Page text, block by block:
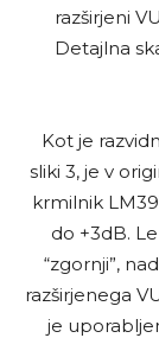
razširjeni
Detajlna
Kot je
sliki 3, je v
krmilnik
do +3dB.
“zgornji”,
razširjenega
je